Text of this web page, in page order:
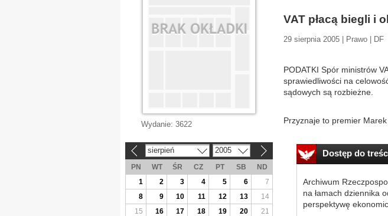
VAT płacą biegli i
29 sierpnia 2005 | Prawo | DF
PODATKI Spór ministrów
sprawiedliwości na
sądowych są rozbieżne.
Przyznaje to premier
Dostęp do
Archiwum
na łamach dziennika
perspektywę
Wydanie: 3622
sierpień 2005
PN WT ŚR CZ PT SB
ND
1
2 3 4 5 6
7
8
9 10 11 12 13
14
15
16 17 18 19 20
21